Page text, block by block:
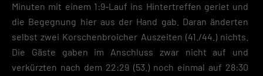
Minuten mit einem 1:9-Lauf ins Hintertreffen geriet und
die Begegnung hier aus der Hand gab. Daran änderten
selbst zwei Korschenbroicher Auszeiten (41./44.) nichts.
Die Gäste gaben im Anschluss zwar nicht auf und
verkürzten nach dem 22:29 (53.) noch einmal auf 28:30